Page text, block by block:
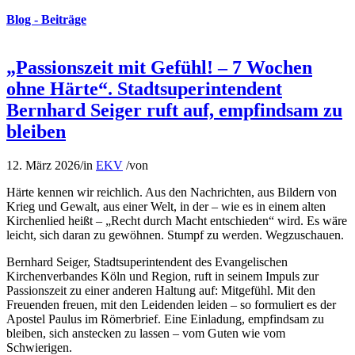
Blog - Beiträge
„Passionszeit mit Gefühl! – 7 Wochen
ohne Härte“. Stadtsuperintendent
Bernhard Seiger ruft auf, empfindsam zu
bleiben
12. März 2026/in EKV /von
Härte kennen wir reichlich. Aus den Nachrichten, aus Bildern von
Krieg und Gewalt, aus einer Welt, in der – wie es in einem alten
Kirchenlied heißt – „Recht durch Macht entschieden“ wird. Es wäre
leicht, sich daran zu gewöhnen. Stumpf zu werden. Wegzuschauen.
Bernhard Seiger, Stadtsuperintendent des Evangelischen
Kirchenverbandes Köln und Region, ruft in seinem Impuls zur
Passionszeit zu einer anderen Haltung auf: Mitgefühl. Mit den
Freuenden freuen, mit den Leidenden leiden – so formuliert es der
Apostel Paulus im Römerbrief. Eine Einladung, empfindsam zu
bleiben, sich anstecken zu lassen – vom Guten wie vom
Schwierigen.